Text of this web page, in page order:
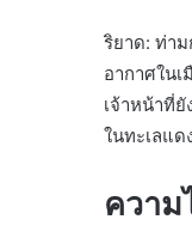
ริยาด: ท่า
อากาศใน
เจ้าหน้าที่
ในทะเลแด
ความ